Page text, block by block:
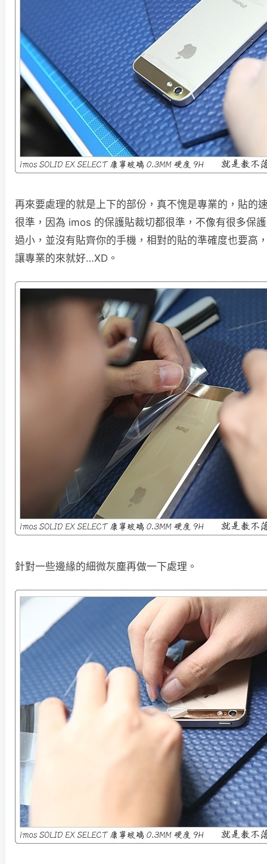
再來要處理的就是上下的部份，真不愧是專業的，貼的
很準，因為 imos 的保護貼裁切都很準，不像有很多保
過小，並沒有貼齊你的手機，相對的貼的準確度也要高
讓專業的來就好…XD。
針對一些邊緣的細微灰塵再做一下處理。